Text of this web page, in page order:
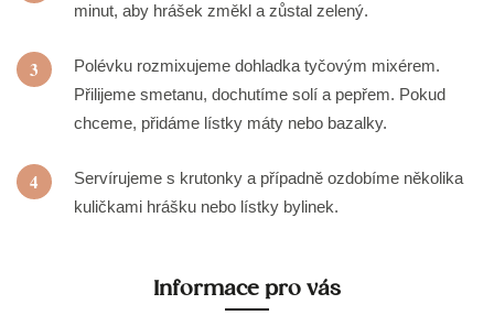
minut, aby hrášek změkl a zůstal zelený.
3
Polévku rozmixujeme dohladka tyčovým mixérem.
Přilijeme smetanu, dochutíme solí a pepřem. Pokud
chceme, přidáme lístky máty nebo bazalky.
4
Servírujeme s krutonky a případně ozdobíme několika
kuličkami hrášku nebo lístky bylinek.
Informace pro vás